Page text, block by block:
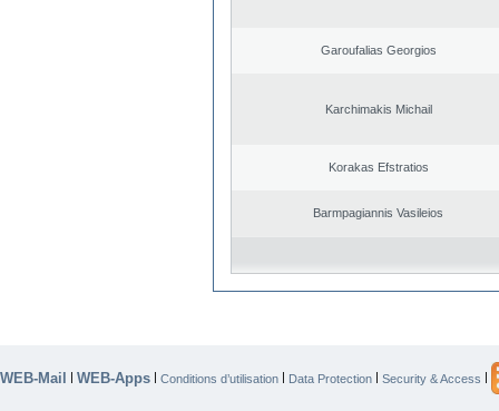
Garoufalias Georgios
Karchimakis Michail
Korakas Efstratios
Barmpagiannis Vasileios
WEB-Mail | WEB-Apps | Conditions d’utilisation | Data Protection | Security & Access |